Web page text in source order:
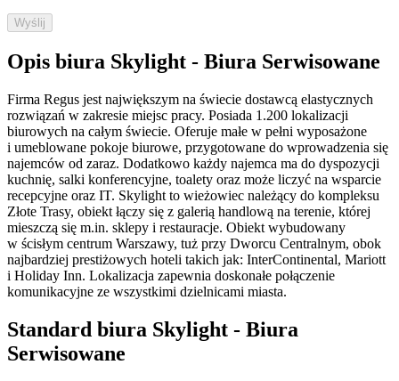
Wyślij
Opis biura Skylight - Biura Serwisowane
Firma Regus jest największym na świecie dostawcą elastycznych
rozwiązań w zakresie miejsc pracy. Posiada 1.200 lokalizacji
biurowych na całym świecie. Oferuje małe w pełni wyposażone
i umeblowane pokoje biurowe, przygotowane do wprowadzenia się
najemców od zaraz. Dodatkowo każdy najemca ma do dyspozycji
kuchnię, salki konferencyjne, toalety oraz może liczyć na wsparcie
recepcyjne oraz IT. Skylight to wieżowiec należący do kompleksu
Złote Trasy, obiekt łączy się z galerią handlową na terenie, której
mieszczą się m.in. sklepy i restauracje. Obiekt wybudowany
w ścisłym centrum Warszawy, tuż przy Dworcu Centralnym, obok
najbardziej prestiżowych hoteli takich jak: InterContinental, Mariott
i Holiday Inn. Lokalizacja zapewnia doskonałe połączenie
komunikacyjne ze wszystkimi dzielnicami miasta.
Standard biura Skylight - Biura
Serwisowane